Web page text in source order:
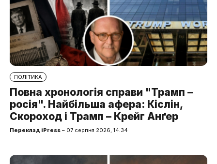
ПОЛІТИКА
Повна хронологія справи "Трамп –
росія". Найбільша афера: Кіслін,
Скороход і Трамп – Крейг Анґер
Переклад iPress – 07 серпня 2026, 14:34